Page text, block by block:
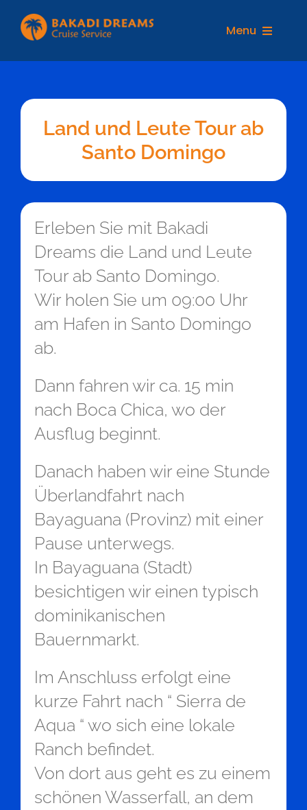
Inhalt
springen
Menu
Land und Leute Tour ab
Santo Domingo
Erleben Sie mit Bakadi
Dreams die Land und Leute
Tour ab Santo Domingo.
Wir holen Sie um 09:00 Uhr
am Hafen in Santo Domingo
ab.
Dann fahren wir ca. 15 min
nach Boca Chica, wo der
Ausflug beginnt.
Danach haben wir eine Stunde
Überlandfahrt nach
Bayaguana (Provinz) mit einer
Pause unterwegs.
In Bayaguana (Stadt)
besichtigen wir einen typisch
dominikanischen
Bauernmarkt.
Im Anschluss erfolgt eine
kurze Fahrt nach “ Sierra de
Aqua “ wo sich eine lokale
Ranch befindet.
Von dort aus geht es zu einem
schönen Wasserfall, an dem